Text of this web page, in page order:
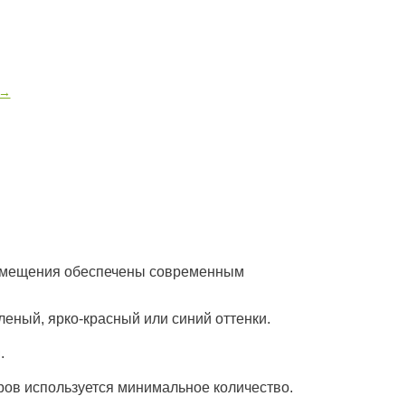
→
обеспечены современным
ярко-красный или синий оттенки.
используется минимальное количество.